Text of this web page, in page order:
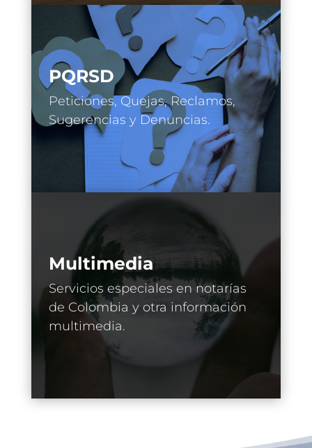
PQRSD
Peticiones, Quejas, Reclamos,
Sugerencias y Denuncias.
Multimedia
Servicios especiales en notarías
de Colombia y otra información
multimedia.